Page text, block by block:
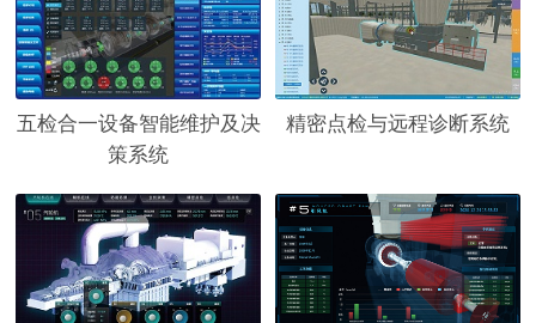
五检合一设备智能维护及决
策系统
精密点检与远程诊断系统